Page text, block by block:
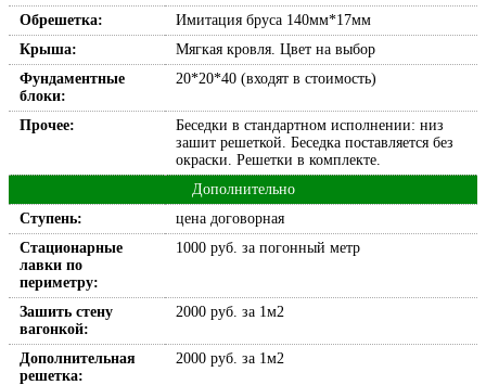
Обрешетка:
Имитация бруса 140мм*17мм
Крыша:
Мягкая кровля. Цвет на выбор
Фундаментные
блоки:
20*20*40 (входят в стоимость)
Прочее:
Беседки в стандартном исполнении: низ
зашит решеткой. Беседка поставляется без
окраски. Решетки в комплекте.
Дополнительно
Ступень:
цена договорная
Стационарные
лавки по
периметру:
1000 руб. за погонный метр
Зашить стену
вагонкой:
2000 руб. за 1м2
Дополнительная
решетка:
2000 руб. за 1м2